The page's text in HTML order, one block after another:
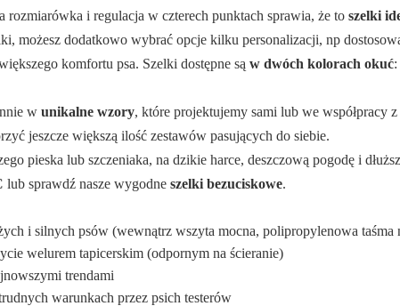
i regulacja w czterech punktach sprawia, że to szelki
możesz dodatkowo wybrać opcje kilku personalizacji, np
komfortu psa. Szelki dostępne są w dwóch kolorach okuć
w unikalne wzory, które projektujemy sami lub we współpracy
jeszcze większą ilość zestawów pasujących do siebie.
pieska lub szczeniaka, na dzikie harce, deszczową pogodę i
lub sprawdź nasze wygodne szelki bezuciskowe.
i silnych psów (wewnątrz wszyta mocna, polipropylenowa taśma
welurem tapicerskim (odpornym na ścieranie)
trendami
warunkach przez psich testerów